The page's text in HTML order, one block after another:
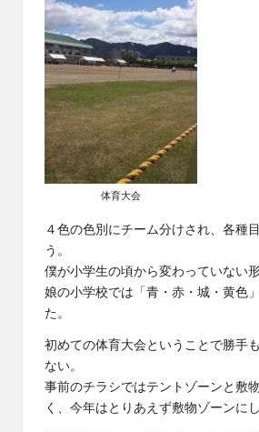
体育大会
４色の色別にチーム分けされ、各種
う。
僕が小学生の頃から変わっていない形
娘の小学校では「青・赤・城・黄色
た。
初めての体育大会ということで勝手
ない。
事前のチラシではテントゾーンと敷
く、今年はとりあえず敷物ゾーンにし